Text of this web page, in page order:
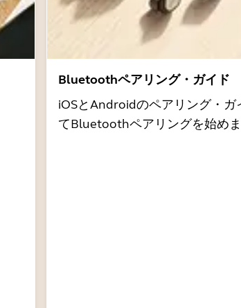
Bluetoothペアリング・ガイド
iOSとAndroidのペアリング・ガ
てBluetoothペアリングを始めま